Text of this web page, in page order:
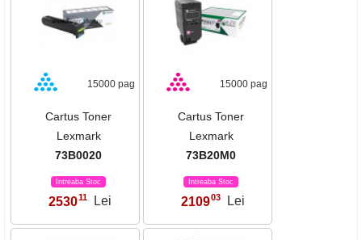
15000 pag
Cartus Toner
Lexmark
73B0020
Intreaba Stoc
253011 Lei
15000 pag
Cartus Toner
Lexmark
73B20M0
Intreaba Stoc
2109,03 Lei